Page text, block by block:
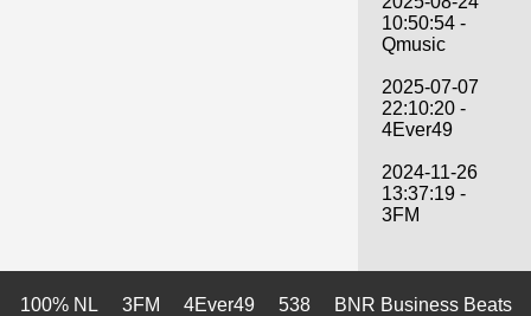
10:50:54 -
Qmusic
2025-07-07
22:10:20 -
4Ever49
2024-11-26
13:37:19 -
3FM
100% NL 3FM 4Ever49 538 BNR Business Beats